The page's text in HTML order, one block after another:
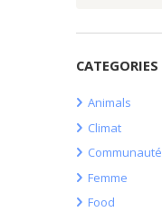
CATEGORIES
Animals
Climat
Communauté
Femme
Food